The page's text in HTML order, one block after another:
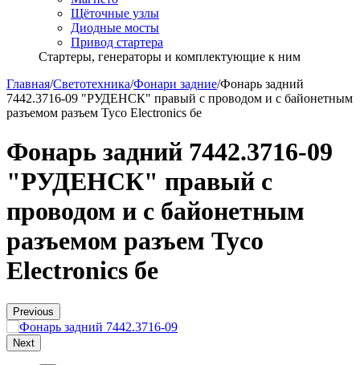
Щёточные узлы
Диодные мосты
Привод стартера
Стартеры, генераторы и комплектующие к ним
Главная/Светотехника/Фонари задние/Фонарь задний
7442.3716-09 "РУДЕНСК" правый с проводом и с байонетным
разъемом разъем Tyco Electronics бе
Фонарь задний 7442.3716-09
"РУДЕНСК" правый с
проводом и с байонетным
разъемом разъем Tyco
Electronics бе
Previous
Next